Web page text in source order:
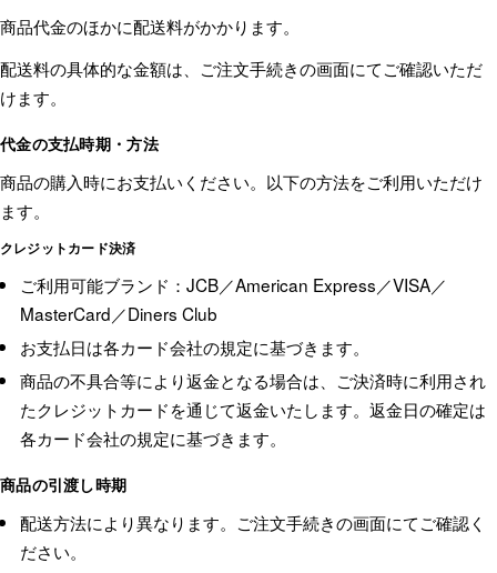
商品代金のほかに配送料がかかります。
配送料の具体的な金額は、ご注文手続きの画面にてご確認いただ
けます。
代金の支払時期・方法
商品の購入時にお支払いください。以下の方法をご利用いただけ
ます。
クレジットカード決済
ご利用可能ブランド：JCB／American Express／VISA／
MasterCard／Diners Club
お支払日は各カード会社の規定に基づきます。
商品の不具合等により返金となる場合は、ご決済時に利用され
たクレジットカードを通じて返金いたします。返金日の確定は
各カード会社の規定に基づきます。
商品の引渡し時期
配送方法により異なります。ご注文手続きの画面にてご確認く
ださい。